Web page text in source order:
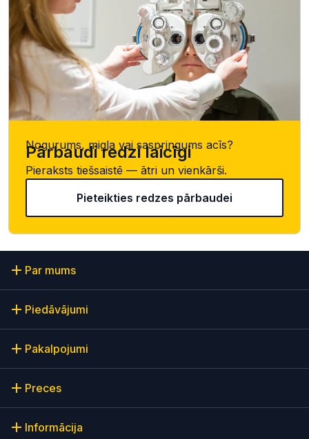
Nogurums, migla vai saspringums acīs?
Pārbaudi redzi laicīgi
Pieraksts tiešsaistē — ātri un vienkārši.
Pieteikties redzes pārbaudei
Par mums
Piedāvājumi
Pakalpojumi
Preces
Informācija